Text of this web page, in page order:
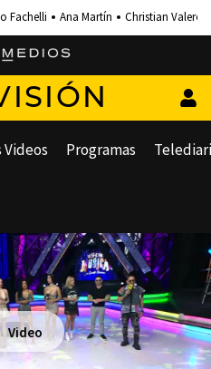
Fachelli Ana Martín Christian Valero
Programas
Video